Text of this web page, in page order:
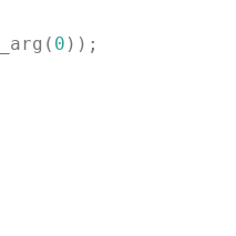
0 ));